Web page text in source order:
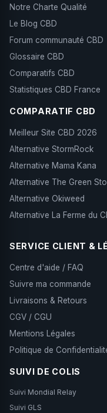
CBD ? Prélevez
fondre entre vos
mouvements
Renouvelez
jusqu'à
— ne pas
Notre Charte Qualité
Le Blog CBD
Forum communauté CBD
Glossaire CBD
Comparatifs CBD
Statistiques CBD France
COMPARATIF CBD
Meilleur Site CBD 2026
Alternative StormRock
Alternative Mama Kana
Alternative The Green
Alternative Okiweed
Alternative La Ferme du
SERVICE CLIENT &
Centre d'aide / FAQ
Suivre ma commande
Livraisons & Retours
CGV / CGU
Mentions Légales
Politique de
SUIVI DE COLIS
Suivi Mondial Relay
Suivi GLS